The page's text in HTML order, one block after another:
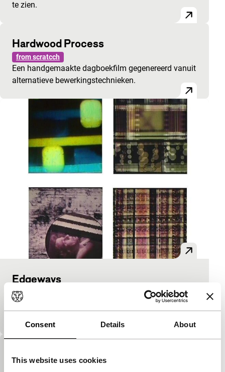
Consent Details About
This website uses cookies
te zien.
Hardwood Process
from scratcch
Een handgemaakte dagboekfilm gegenereerd vanuit
alternatieve bewerkingstechnieken.
Edgeways
from scratcch
Ritme- en kleurpatronen in de ongeziene hoeken van
Save Me